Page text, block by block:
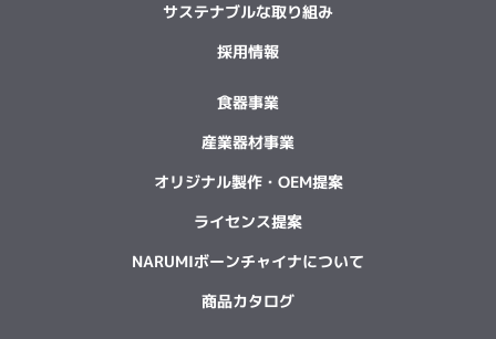
サステナブルな取り組み
採用情報
食器事業
産業器材事業
オリジナル製作・OEM提案
ライセンス提案
NARUMIボーンチャイナについて
商品カタログ